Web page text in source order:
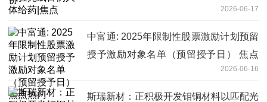
2026-06-17
中富通: 2025年限制性股票激励计划预留
授予激励对象名单（预留授予日） 焦点
2026-06-16
斯瑞新材：正积极开发钼铜材料以匹配光